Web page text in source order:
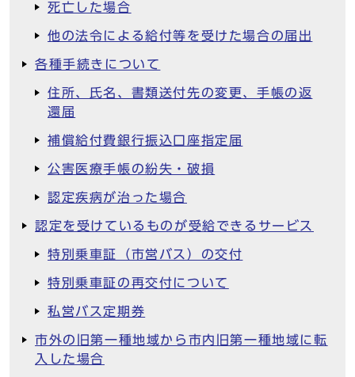
死亡した場合
他の法令による給付等を受けた場合の届出
各種手続きについて
住所、氏名、書類送付先の変更、手帳の返
還届
補償給付費銀行振込口座指定届
公害医療手帳の紛失・破損
認定疾病が治った場合
認定を受けているものが受給できるサービス
特別乗車証（市営バス）の交付
特別乗車証の再交付について
私営バス定期券
市外の旧第一種地域から市内旧第一種地域に転
入した場合